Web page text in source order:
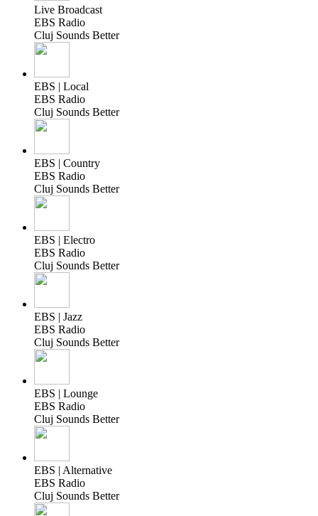
Live Broadcast
EBS Radio
Cluj Sounds Better
EBS | Local
EBS Radio
Cluj Sounds Better
EBS | Country
EBS Radio
Cluj Sounds Better
EBS | Electro
EBS Radio
Cluj Sounds Better
EBS | Jazz
EBS Radio
Cluj Sounds Better
EBS | Lounge
EBS Radio
Cluj Sounds Better
EBS | Alternative
EBS Radio
Cluj Sounds Better